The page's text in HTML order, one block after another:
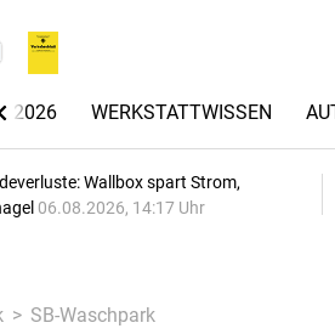
2026 WERKSTATTWISSEN
Wallbox spart Strom,
06.08.2026, 14:17 Uhr
SB-Waschpark